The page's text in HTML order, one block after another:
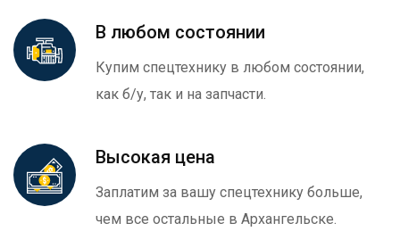
В любом состоянии
Купим спецтехнику в любом состоянии,
как б/у, так и на запчасти.
Высокая цена
Заплатим за вашу спецтехнику больше,
чем все остальные в Архангельске.